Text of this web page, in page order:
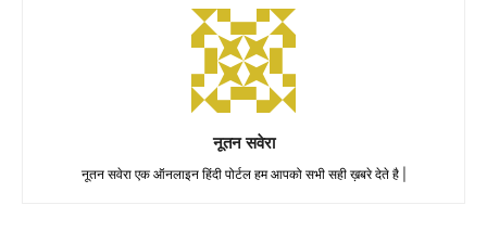
नूतन सवेरा
नूतन सवेरा एक ऑनलाइन हिंदी पोर्टल हम आपको सभी सही ख़बरे देते है |